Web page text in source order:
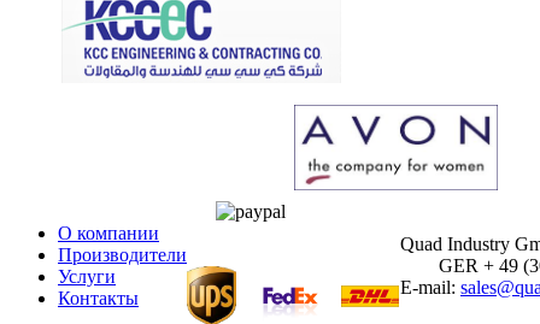
О компании
Производители
Услуги
Контакты
Quad Industry
GER + 49
E-mail: